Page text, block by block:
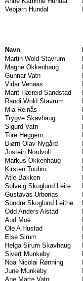
Vebjørn Hundal
Navn
Martin Wold Stavrum
Magne Okkenhaug
Gunnar Vatn
Vidar Venaas
Marit Hæreid Sandstad
Randi Wold Stavrum
Mia Reinås
Trygve Skavhaug
Sigurd Vatn
Tore Heggem
Bjørn Olav Nygård
Jostein Nordvoll
Markus Okkenhaug
Kirsten Toubro
Atle Bakken
Solveig Skoglund Leite
Gustavas Urbonas
Sondre Skoglund Leithe
Odd Anders Alstad
Aud Moe
Ole A Hustad
Else Sirum
Helga Sirum Skavhaug
Sivert Munkeby
Noa Nicolai Rønning
June Munkeby
Ane Marte Vatn